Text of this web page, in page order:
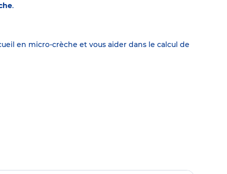
.
en micro-crèche et vous aider dans le calcul de